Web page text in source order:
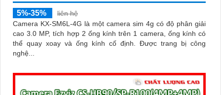
5%-35%
liên hệ
Camera KX-SM6L-4G là một camera sim 4g có độ phân giải
cao 3.0 MP, tích hợp 2 ống kính trên 1 camera, ống kính có
thể quay xoay và ống kính cố định. Được trang bị công
nghệ...